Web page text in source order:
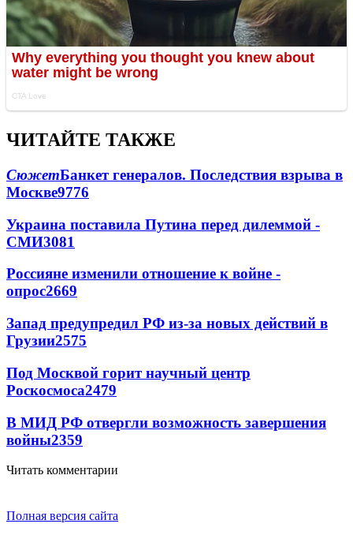
ЧИТАЙТЕ ТАКЖЕ
СюжетБанкет генералов. Последствия взрыва в
Москве9776
Украина поставила Путина перед дилеммой -
СМИ3081
Россияне изменили отношение к войне -
опрос2669
Запад предупредил РФ из-за новых действий в
Грузии2575
Под Москвой горит научный центр
Роскосмоса2479
В МИД РФ отвергли возможность завершения
войны2359
Читать комментарии
Полная версия сайта